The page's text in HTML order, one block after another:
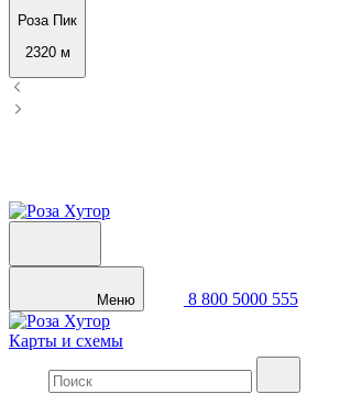
Роза Пик
2320 м
Меню 8 800 5000 555
Карты и схемы